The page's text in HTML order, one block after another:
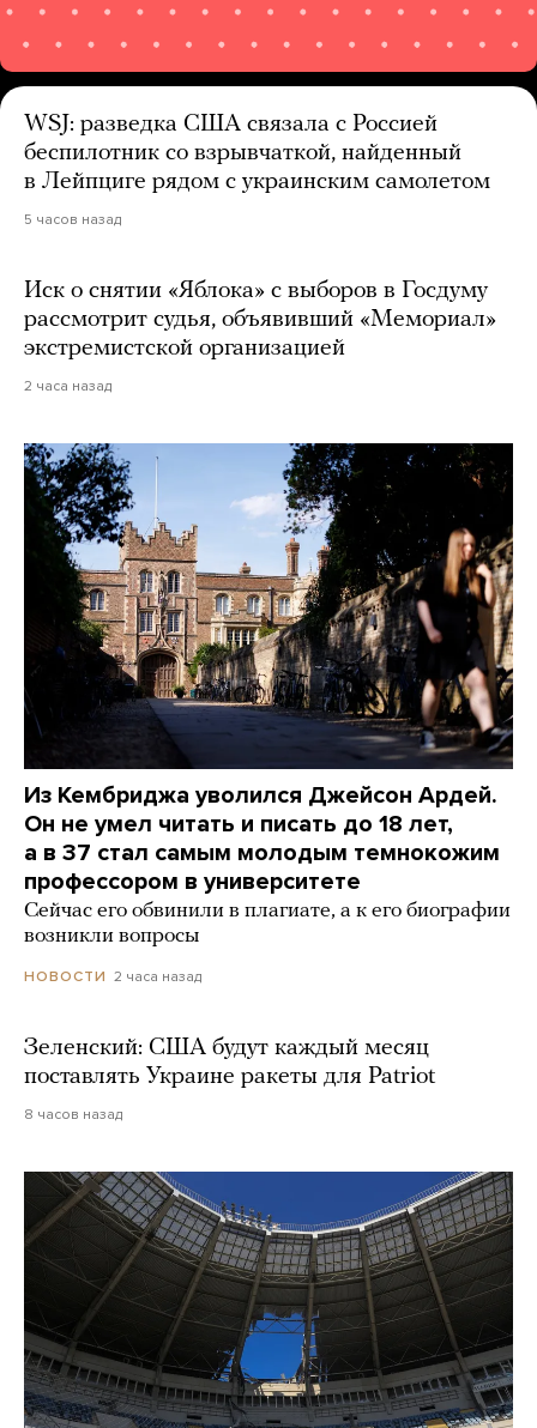
WSJ: разведка США связала с Россией
беспилотник со взрывчаткой, найденный
в Лейпциге рядом с украинским самолетом
5 часов назад
Иск о снятии «Яблока» с выборов в Госдуму
рассмотрит судья, объявивший «Мемориал»
экстремистской организацией
2 часа назад
Из Кембриджа уволился Джейсон Ардей.
Он не умел читать и писать до 18 лет,
а в 37 стал самым молодым темнокожим
профессором в университете
Сейчас его обвинили в плагиате, а к его биографии
возникли вопросы
НОВОСТИ 2 часа назад
Зеленский: США будут каждый месяц
поставлять Украине ракеты для Patriot
8 часов назад